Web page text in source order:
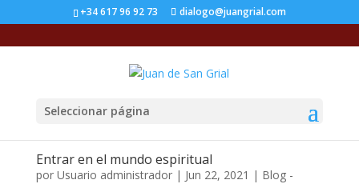
+34 617 96 92 73 dialogo@juangrial.com
Seleccionar página
Entrar en el mundo espiritual
por Usuario administrador| Jun 22, 2021 | Blog -